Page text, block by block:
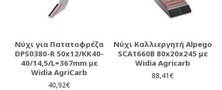
Νύχι για Πατατοφρέζα
DPS0380-R 50x12/KK40-
40/14,5/L=367mm με
Widia AgriCarb
40,92€
Νύχι Καλλιεργητή Alpego
SCA1660B 80x20x245 με
Widia Agricarb
88,41€